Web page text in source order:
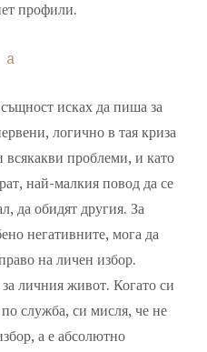
профили.
исках да пиша за
логично в тая криза
всякакви проблеми, и като
най-малкия повод да се
да обидят другия. За
негативните, мога да
на личен избор.
личния живот. Когато си
служба, си мисля, че не
а е абсолютно